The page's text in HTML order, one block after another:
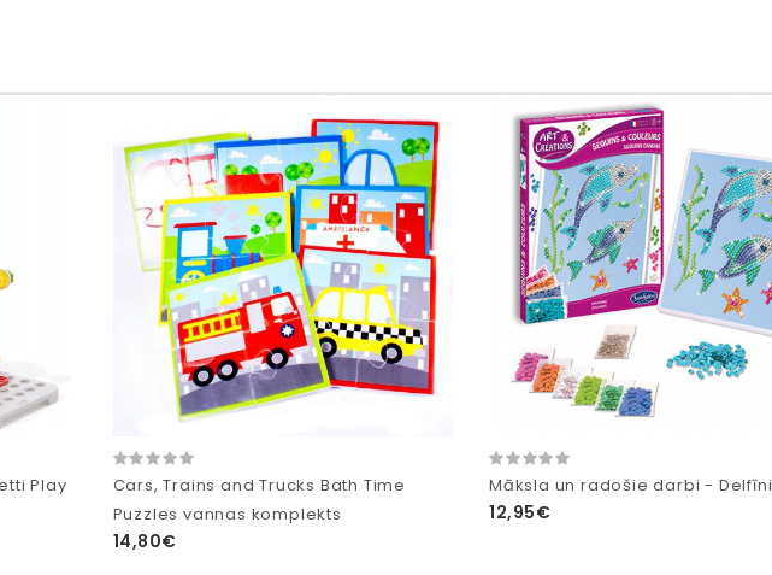
Play
Cars, Trains and Trucks Bath Time
Puzzles vannas komplekts
14,80€
Māksla un radošie darbi - Delfīni
12,95€